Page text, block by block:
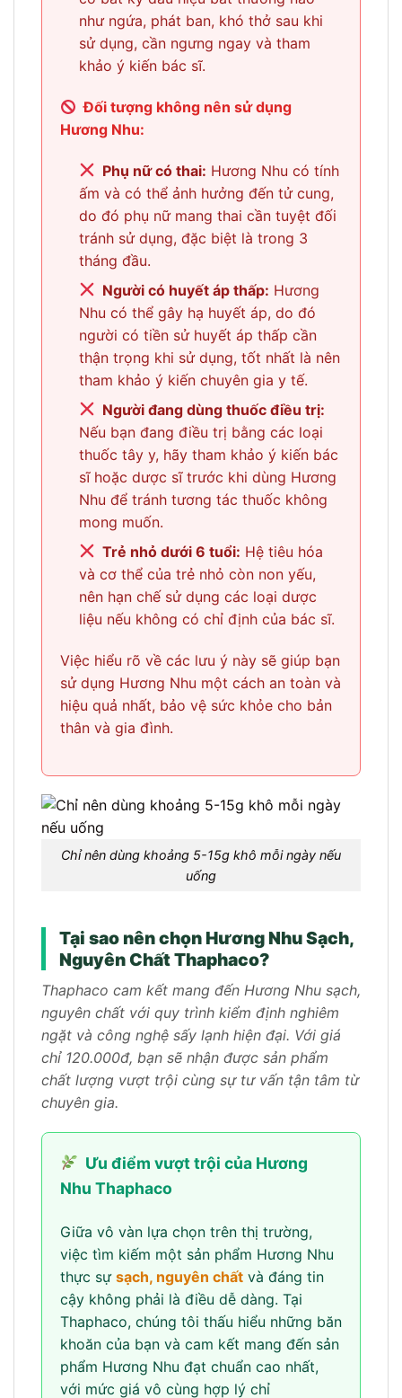
như ngứa, phát ban, khó thở sau khi
sử dụng, cần ngưng ngay và tham
khảo ý kiến bác sĩ.
Đối tượng không nên sử dụng
Hương Nhu:
Phụ nữ có thai: Hương Nhu có tính
ấm và có thể ảnh hưởng đến tử cung,
do đó phụ nữ mang thai cần tuyệt đối
tránh sử dụng, đặc biệt là trong 3
tháng đầu.
Người có huyết áp thấp: Hương
Nhu có thể gây hạ huyết áp, do đó
người có tiền sử huyết áp thấp cần
thận trọng khi sử dụng, tốt nhất là nên
tham khảo ý kiến chuyên gia y tế.
Người đang dùng thuốc điều trị:
Nếu bạn đang điều trị bằng các loại
thuốc tây y, hãy tham khảo ý kiến bác
sĩ hoặc dược sĩ trước khi dùng Hương
Nhu để tránh tương tác thuốc không
mong muốn.
Trẻ nhỏ dưới 6 tuổi: Hệ tiêu hóa
và cơ thể của trẻ nhỏ còn non yếu,
nên hạn chế sử dụng các loại dược
liệu nếu không có chỉ định của bác sĩ.
Việc hiểu rõ về các lưu ý này sẽ giúp bạn
sử dụng Hương Nhu một cách an toàn và
hiệu quả nhất, bảo vệ sức khỏe cho bản
thân và gia đình.
Chỉ nên dùng khoảng 5-15g khô mỗi ngày nếu
uống
Tại sao nên chọn Hương Nhu Sạch,
Nguyên Chất Thaphaco?
Thaphaco cam kết mang đến Hương Nhu sạch,
nguyên chất với quy trình kiểm định nghiêm
ngặt và công nghệ sấy lạnh hiện đại. Với giá
chỉ 120.000đ, bạn sẽ nhận được sản phẩm
chất lượng vượt trội cùng sự tư vấn tận tâm từ
chuyên gia.
Ưu điểm vượt trội của Hương
Nhu Thaphaco
Giữa vô vàn lựa chọn trên thị trường,
việc tìm kiếm một sản phẩm Hương Nhu
thực sự sạch, nguyên chất và đáng tin
cậy không phải là điều dễ dàng. Tại
Thaphaco, chúng tôi thấu hiểu những băn
khoăn của bạn và cam kết mang đến sản
phẩm Hương Nhu đạt chuẩn cao nhất,
với mức giá vô cùng hợp lý chỉ